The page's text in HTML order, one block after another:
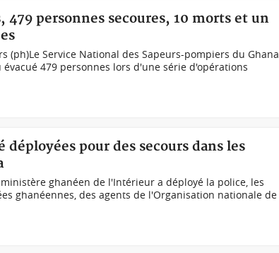
personnes secoures, 10 morts et un
(ph)Le Service National des Sapeurs-pompiers du Ghana
évacué 479 personnes lors d'une série d'opérations
déployées pour des secours dans les
ghanéen de l'Intérieur a déployé la police, les
ghanéennes, des agents de l'Organisation nationale de